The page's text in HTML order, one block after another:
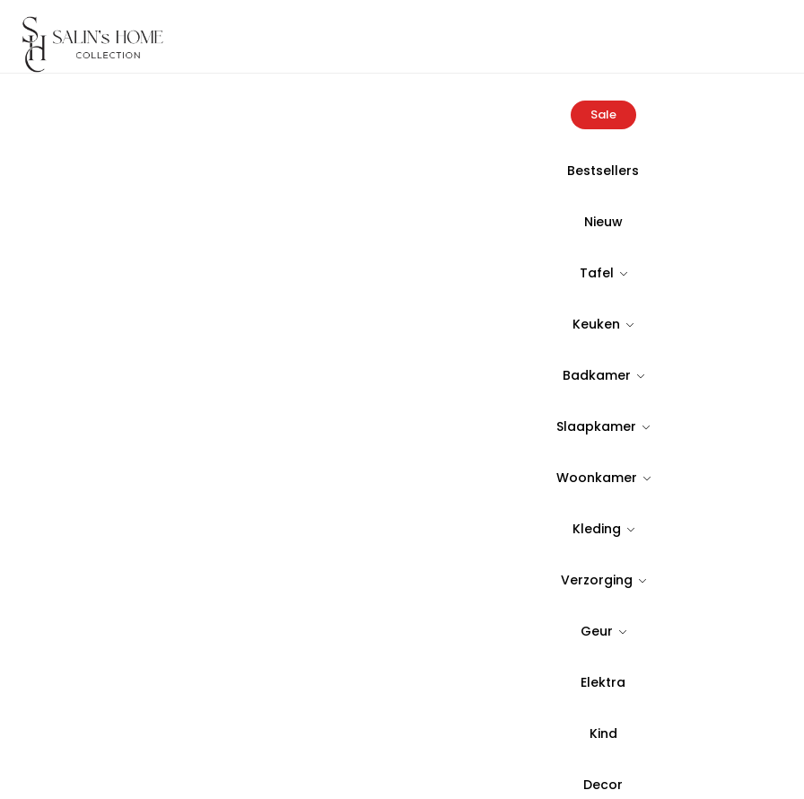
Sale
Bestsellers
Nieuw
Tafel
Keuken
Badkamer
Slaapkamer
Woonkamer
Kleding
Verzorging
Geur
Elektra
Kind
Decor
BULDANS
Tijdloos & stijlvol design
25,95
Standaard